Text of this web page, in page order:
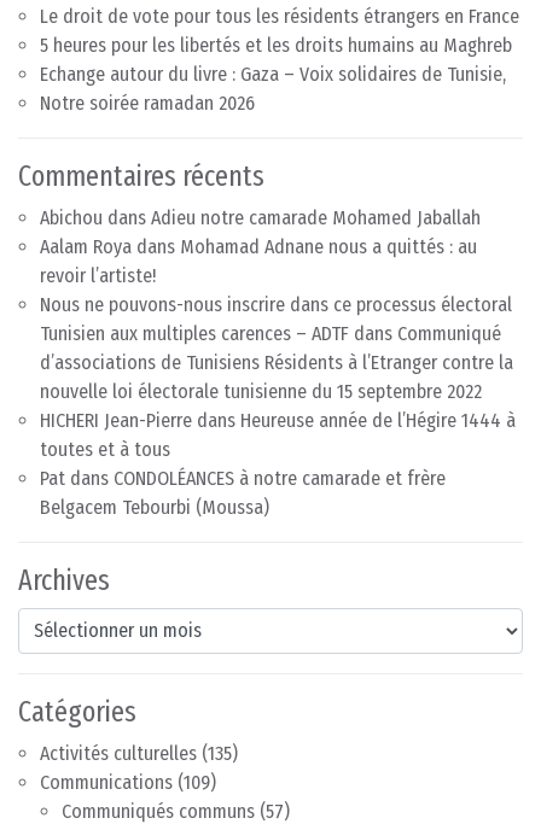
Le droit de vote pour tous les résidents étrangers en France
5 heures pour les libertés et les droits humains au Maghreb
Echange autour du livre : Gaza – Voix solidaires de Tunisie,
Notre soirée ramadan 2026
Commentaires récents
Abichou dans Adieu notre camarade Mohamed Jaballah
Aalam Roya dans Mohamad Adnane nous a quittés : au
revoir l’artiste!
Nous ne pouvons-nous inscrire dans ce processus électoral
Tunisien aux multiples carences – ADTF dans Communiqué
d’associations de Tunisiens Résidents à l’Etranger contre la
nouvelle loi électorale tunisienne du 15 septembre 2022
HICHERI Jean-Pierre dans Heureuse année de l’Hégire 1444 à
toutes et à tous
Pat dans CONDOLÉANCES à notre camarade et frère
Belgacem Tebourbi (Moussa)
Archives
Archives
Catégories
Activités culturelles (135)
Communications (109)
Communiqués communs (57)